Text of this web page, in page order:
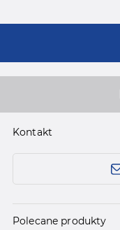
Kontakt
Polecane produkty